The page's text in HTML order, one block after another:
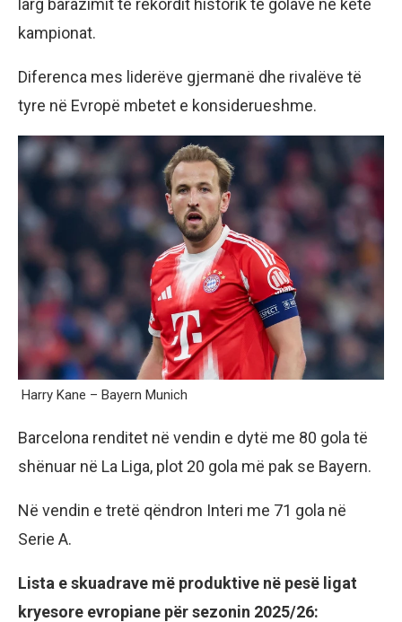
larg barazimit të rekordit historik të golave në këtë
kampionat.
Diferenca mes liderëve gjermanë dhe rivalëve të
tyre në Evropë mbetet e konsiderueshme.
Harry Kane – Bayern Munich
Barcelona renditet në vendin e dytë me 80 gola të
shënuar në La Liga, plot 20 gola më pak se Bayern.
Në vendin e tretë qëndron Interi me 71 gola në
Serie A.
Lista e skuadrave më produktive në pesë ligat
kryesore evropiane për sezonin 2025/26: